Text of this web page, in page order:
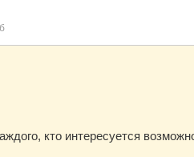
кто интересуется